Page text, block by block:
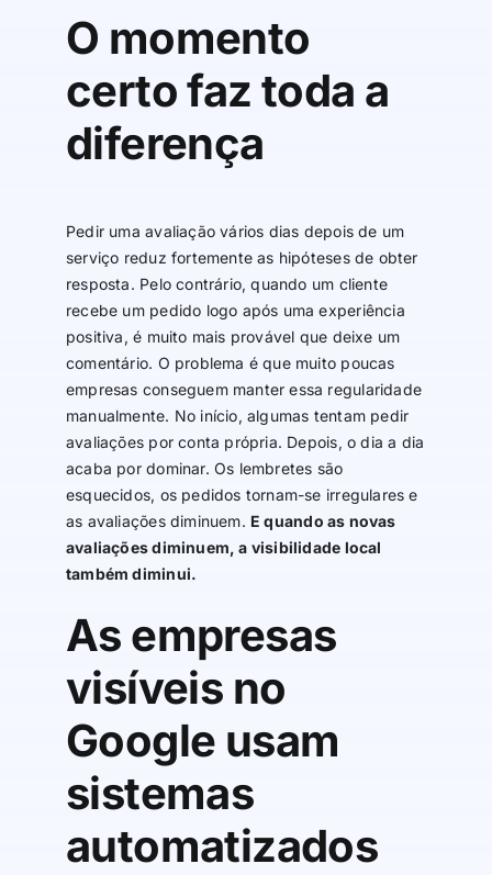
O momento
certo faz toda a
diferença
Pedir uma avaliação vários dias depois de um
serviço reduz fortemente as hipóteses de obter
resposta. Pelo contrário, quando um cliente
recebe um pedido logo após uma experiência
positiva, é muito mais provável que deixe um
comentário. O problema é que muito poucas
empresas conseguem manter essa regularidade
manualmente. No início, algumas tentam pedir
avaliações por conta própria. Depois, o dia a dia
acaba por dominar. Os lembretes são
esquecidos, os pedidos tornam-se irregulares e
as avaliações diminuem. E quando as novas
avaliações diminuem, a visibilidade local
também diminui.
As empresas
visíveis no
Google usam
sistemas
automatizados